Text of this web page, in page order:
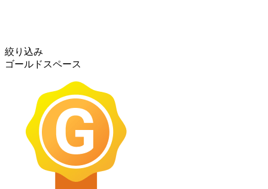
絞り込み
ゴールドスペース